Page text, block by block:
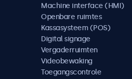
Machine interface (HMI)
Openbare ruimtes
Kassasysteem (POS)
Digital signage
Vergaderruimten
Videobewaking
Toegangscontrole